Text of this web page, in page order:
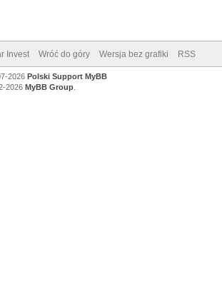
Invest Wróć do góry Wersja bez grafiki RSS
2026 Polski Support MyBB
2026 MyBB Group